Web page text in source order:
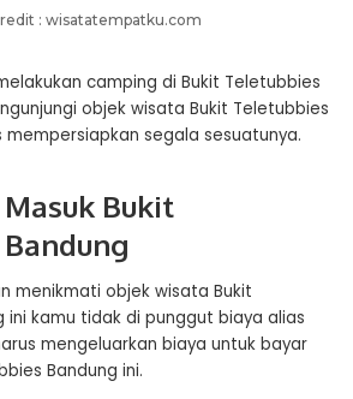
: wisatatempatku.com
camping di Bukit Teletubbies
objek wisata Bukit Teletubbies
mempersiapkan segala sesuatunya.
Bukit
menikmati objek wisata Bukit
ini kamu tidak di punggut biaya alias
mengeluarkan biaya untuk bayar
Bandung ini.